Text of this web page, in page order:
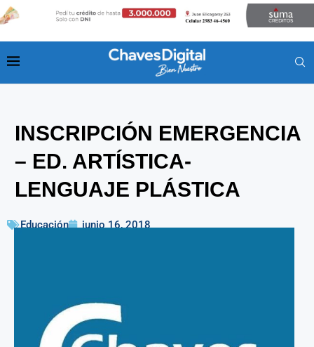
INSCRIPCIÓN EMERGENCIA
– ED. ARTÍSTICA-
LENGUAJE PLÁSTICA
Educación junio 16, 2018